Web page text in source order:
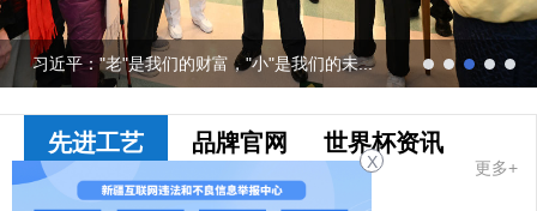
习近平："老"是我们的财富，"小"是我们的未...
先进工艺 品牌官网 世界杯资讯
十大网赌app
更多+
X